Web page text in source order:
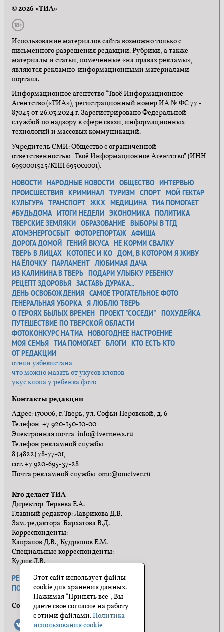
© 2026 «ТИА»
Использование материалов сайта возможно только с
письменного разрешения редакции. Рубрики, а также
материалы и статьи, помеченные «на правах рекламы»,
являются рекламно-информационными материалами
портала.
Информационное агентство "Твоё Информационное
Агентство («ТИА»), регистрационный номер ИА № ФС 77 -
87045 от 26.03.2024 г. Зарегистрировано Федеральной
службой по надзору в сфере связи, информационных
технологий и массовых коммуникаций.
Учредитель СМИ: Общество с ограниченной
ответственностью "Твоё Информационное Агентство" (ИНН
6950001525/КПП 695001001).
НОВОСТИ НАРОДНЫЕ НОВОСТИ ОБЩЕСТВО ИНТЕРВЬЮ
ПРОИСШЕСТВИЯ КРИМИНАЛ ТУРИЗМ СПОРТ МОЙ ГЕКТАР
КУЛЬТУРА ТРАНСПОРТ ЖКХ МЕДИЦИНА ТИА ПОМОГАЕТ
#БУДЬДОМА ИТОГИ НЕДЕЛИ ЭКОНОМИКА ПОЛИТИКА
ТВЕРСКИЕ ЗЕМЛЯКИ ОБРАЗОВАНИЕ ВЫБОРЫ В ТГД
АТОМЭНЕРГОСБЫТ ФОТОРЕПОРТАЖ АФИША
ДОРОГА ДОМОЙ ГЕНИЙ ВКУСА НЕ КОРМИ СВАЛКУ
ТВЕРЬ В ЛИЦАХ КОТОПЕС И КО ДОМ, В КОТОРОМ Я ЖИВУ
НА ЁЛОЧКУ ПАРЛАМЕНТ ЛЮБИМАЯ ДАЧА
ИЗ КАЛИНИНА В ТВЕРЬ ПОДАРИ УЛЫБКУ РЕБЕНКУ
РЕЦЕПТ ЗДОРОВЬЯ ЗАСТАВЬ ДУРАКА...
ДЕНЬ ОСВОБОЖДЕНИЯ САМОЕ ТРОГАТЕЛЬНОЕ ФОТО
ГЕНЕРАЛЬНАЯ УБОРКА Я ЛЮБЛЮ ТВЕРЬ
О ГЕРОЯХ БЫЛЫХ ВРЕМЕН ПРОЕКТ "СОСЕДИ"
ПОХУДЕЙКА
ПУТЕШЕСТВИЕ ПО ТВЕРСКОЙ ОБЛАСТИ
ФОТОКОНКУРС НА ТИА НОВОГОДНЕЕ НАСТРОЕНИЕ
МОЯ СЕМЬЯ ТИА ПОМОГАЕТ БЛОГИ КТО ЕСТЬ КТО
ОТ РЕДАКЦИИ
отели узбекистана
что можно мазать от укусов клопов
укус клопа у ребенка фото
Контакты редакции
Адрес: 170006, г. Тверь, ул. Софьи Перовской, д. 6
Телефон: +7 920-150-10-00
Электронная почта: info@tvernews.ru
Телефон рекламной службы:
8 (4822) 78-77-01,
сот. +7 920-695-37-28
Почта рекламной службы: omc@omctver.ru
Кто делает ТИА
Директор: Теряева Е.А.
Главный редактор: Лаврикова Д.В.
Зам. редактора: Бархатова В.Д.
Корреспонденты:
Капралов Д.В., Кудряшов Е.М.
Специальные корреспонденты:
Кулик Л.В.
РЕКЛАМА ПРАВИЛА САЙТА
ПОЛИТИКА КОНФИДЕНЦИАЛЬНОСТИ
Социальные сети
Этот сайт использует файлы
cookie для хранения данных.
Нажимая "Принять все", Вы
даете свое согласие на работу
с этими файлами.Политика
использования cookie